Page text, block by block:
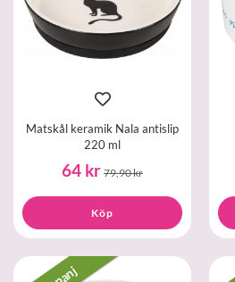
Matskål keramik Nala antislip
220 ml
64 kr 79,90 kr
Köp